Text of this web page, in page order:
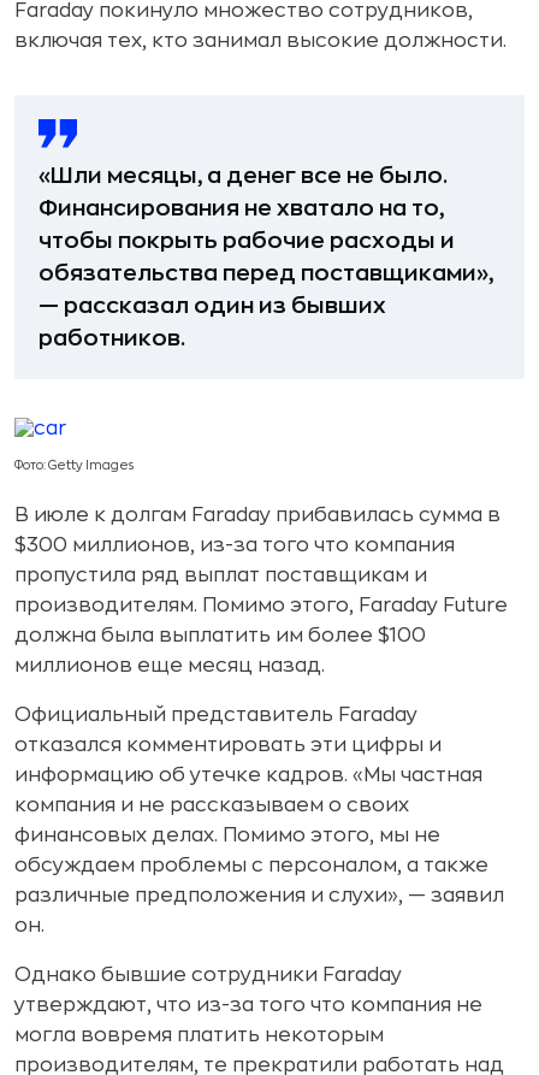
Faraday покинуло множество сотрудников,
включая тех, кто занимал высокие должности.
«Шли месяцы, а денег все не было.
Финансирования не хватало на то,
чтобы покрыть рабочие расходы и
обязательства перед поставщиками»,
— рассказал один из бывших
работников.
Фото: Getty Images
B июле к долгам Faraday прибавилась сумма в
$300 миллионов, из-за того что компания
пропустила ряд выплат поставщикам и
производителям. Помимо этого, Faraday Future
должна была выплатить им более $100
миллионов еще месяц назад.
Официальный представитель Faraday
отказался комментировать эти цифры и
информацию об утечке кадров. «Мы частная
компания и не рассказываем о своих
финансовых делах. Помимо этого, мы не
обсуждаем проблемы с персоналом, а также
различные предположения и слухи», — заявил
он.
Однако бывшие сотрудники Faraday
утверждают, что из-за того что компания не
могла вовремя платить некоторым
производителям, те прекратили работать над